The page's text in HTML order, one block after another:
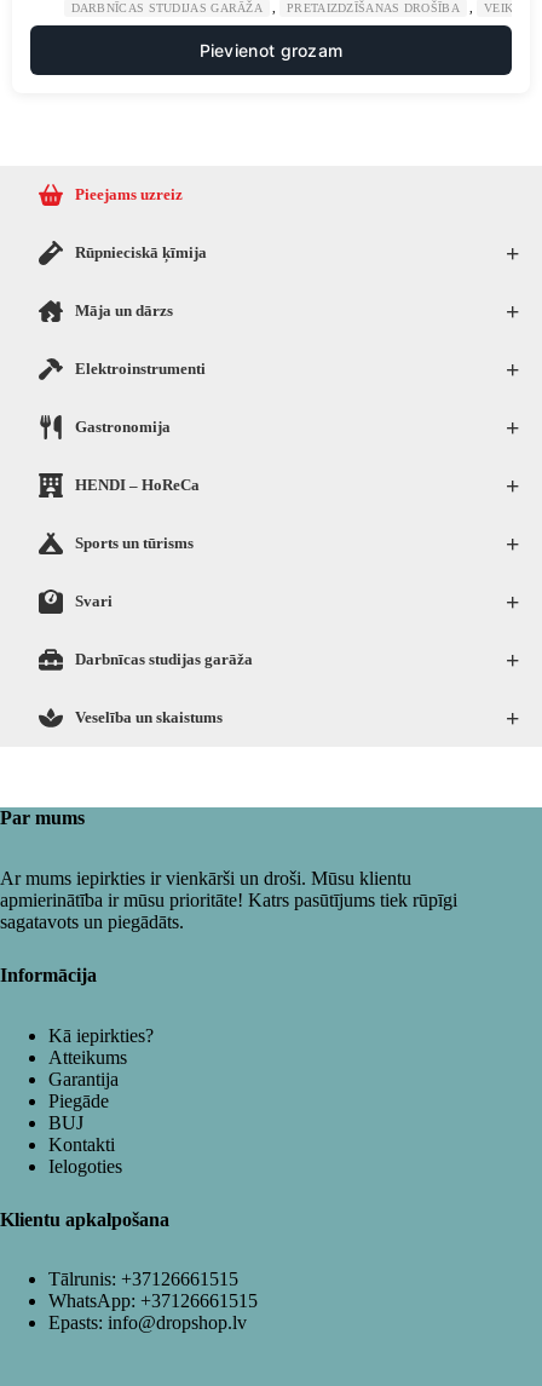
DARBNĪCAS STUDIJAS GARĀŽA PRETAIZDZĪŠANAS DROŠĪBA VEIKALU
Pievienot grozam
Pieejams uzreiz
+
Rūpnieciskā ķīmija
+
Māja un dārzs
+
Elektroinstrumenti
+
Gastronomija
+
HENDI – HoReCa
+
Sports un tūrisms
+
Svari
+
Darbnīcas studijas garāža
+
Veselība un skaistums
Par mums
Ar mums iepirkties ir vienkārši un droši. Mūsu klientu
apmierinātība ir mūsu prioritāte! Katrs pasūtījums tiek rūpīgi
sagatavots un piegādāts.
Informācija
Kā iepirkties?
Atteikums
Garantija
Piegāde
BUJ
Kontakti
Ielogoties
Klientu apkalpošana
Tālrunis: +37126661515
WhatsApp: +37126661515
Epasts: info@dropshop.lv